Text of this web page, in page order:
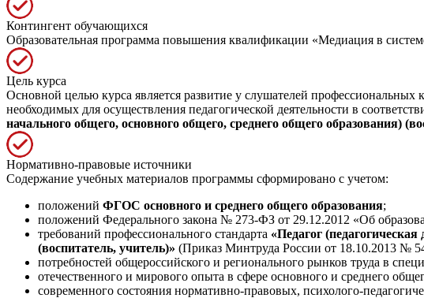
Контингент обучающихся
Образовательная программа повышения квалификации «Медиация в
Цель курса
Основной целью курса является развитие у слушателей
необходимых для осуществления педагогической деятельности в
начального общего, основного общего, среднего общего образования)
Нормативно-правовые источники
Содержание учебных материалов программы сформировано с учетом:
положений ФГОС основного и среднего общего образования;
положений Федерального закона № 273-ФЗ от 29.12.2012 «Об
требований профессионального стандарта «Педагог
(воспитатель, учитель)» (Приказ Минтруда России от 18.10.2013 №
потребностей общероссийского и регионального рынков труда в
отечественного и мирового опыта в сфере основного и среднего
современного состояния нормативно-правовых, психолого-